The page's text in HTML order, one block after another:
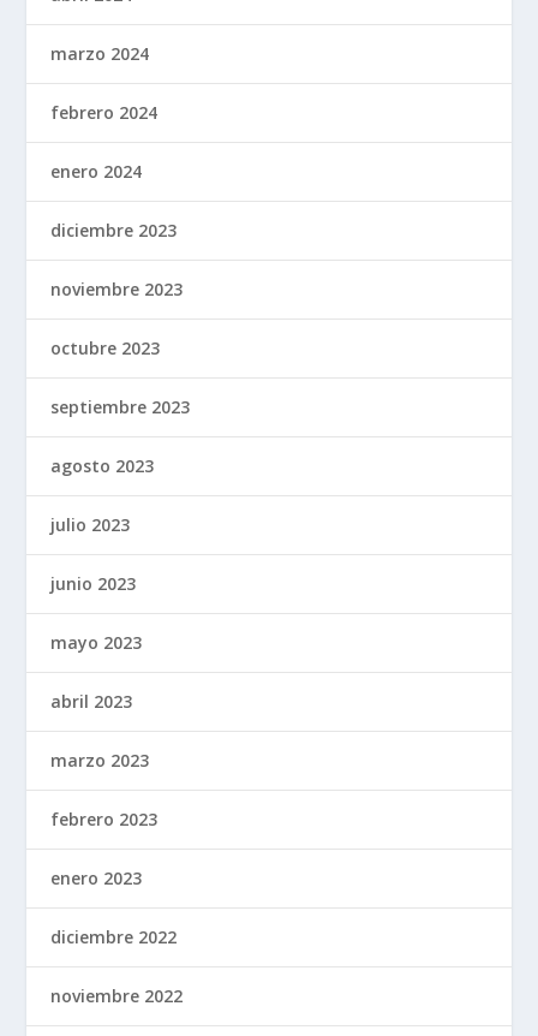
marzo 2024
febrero 2024
enero 2024
diciembre 2023
noviembre 2023
octubre 2023
septiembre 2023
agosto 2023
julio 2023
junio 2023
mayo 2023
abril 2023
marzo 2023
febrero 2023
enero 2023
diciembre 2022
noviembre 2022